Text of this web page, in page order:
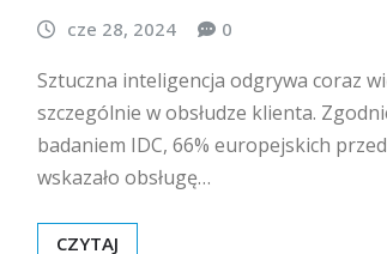
cze 28, 2024 0
Sztuczna inteligencja odgrywa coraz
szczególnie w obsłudze klienta.
badaniem IDC, 66% europejskich
wskazało obsługę…
CZYTAJ